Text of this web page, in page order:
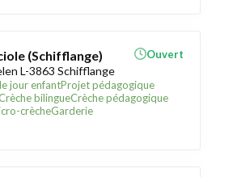
(Schifflange)
L-3863 Schifflange
jour enfantProjet pédagogique
bilingueCrèche pédagogique
crècheGarderie
Ouvert